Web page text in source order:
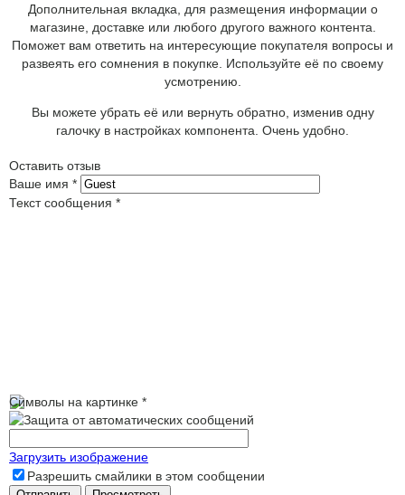
Дополнительная вкладка, для размещения информации о
магазине, доставке или любого другого важного контента.
Поможет вам ответить на интересующие покупателя вопросы и
развеять его сомнения в покупке. Используйте её по своему
усмотрению.
Вы можете убрать её или вернуть обратно, изменив одну
галочку в настройках компонента. Очень удобно.
Оставить отзыв
Ваше имя *
Текст сообщения *
Символы на картинке *
Загрузить изображение
Разрешить смайлики в этом сообщении